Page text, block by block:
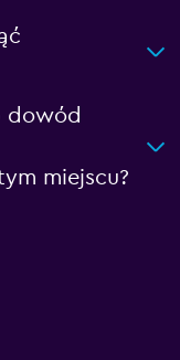
dowód
miejscu?